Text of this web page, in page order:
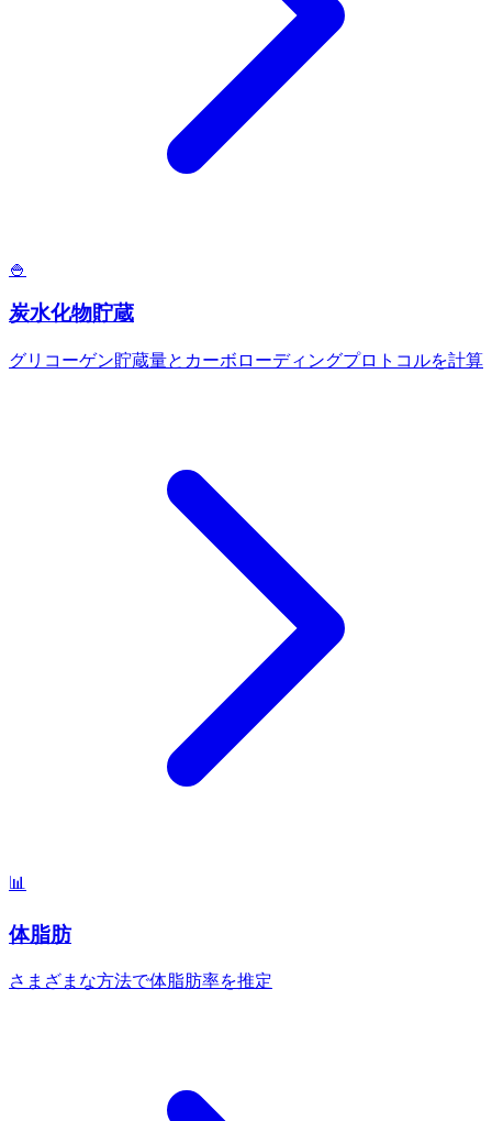
🍚
炭水化物貯蔵
グリコーゲン貯蔵量とカーボローディングプロトコルを計算
📊
体脂肪
さまざまな方法で体脂肪率を推定